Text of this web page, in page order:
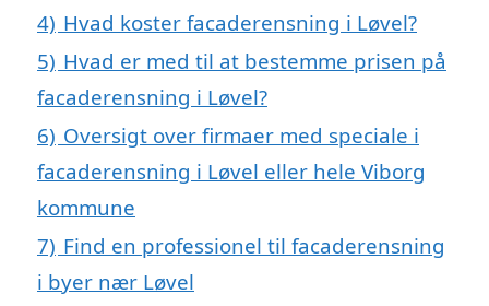
4) Hvad koster facaderensning i Løvel?
5) Hvad er med til at bestemme prisen på
facaderensning i Løvel?
6) Oversigt over firmaer med speciale i
facaderensning i Løvel eller hele Viborg
kommune
7) Find en professionel til facaderensning
i byer nær Løvel